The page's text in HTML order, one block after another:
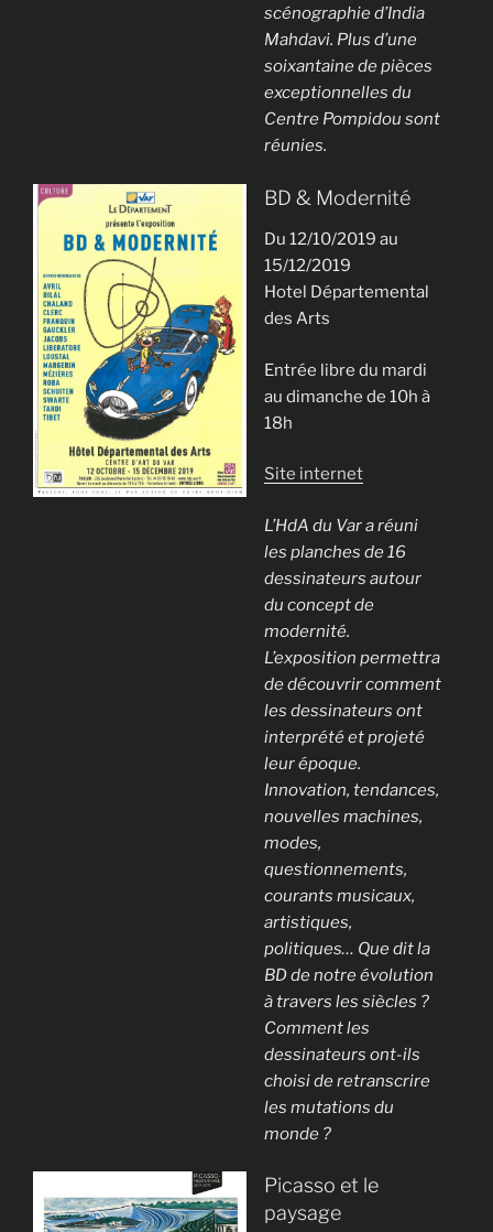
scénographie d’India
Mahdavi. Plus d’une
soixantaine de pièces
exceptionnelles du
Centre Pompidou sont
réunies.
BD & Modernité
Du 12/10/2019 au
15/12/2019
Hotel Départemental
des Arts
Entrée libre du mardi
au dimanche de 10h à
18h
Site internet
L’HdA du Var a réuni
les planches de 16
dessinateurs autour
du concept de
modernité.
L’exposition permettra
de découvrir comment
les dessinateurs ont
interprété et projeté
leur époque.
Innovation, tendances,
nouvelles machines,
modes,
questionnements,
courants musicaux,
artistiques,
politiques… Que dit la
BD de notre évolution
à travers les siècles ?
Comment les
dessinateurs ont-ils
choisi de retranscrire
les mutations du
monde ?
Picasso et le
paysage